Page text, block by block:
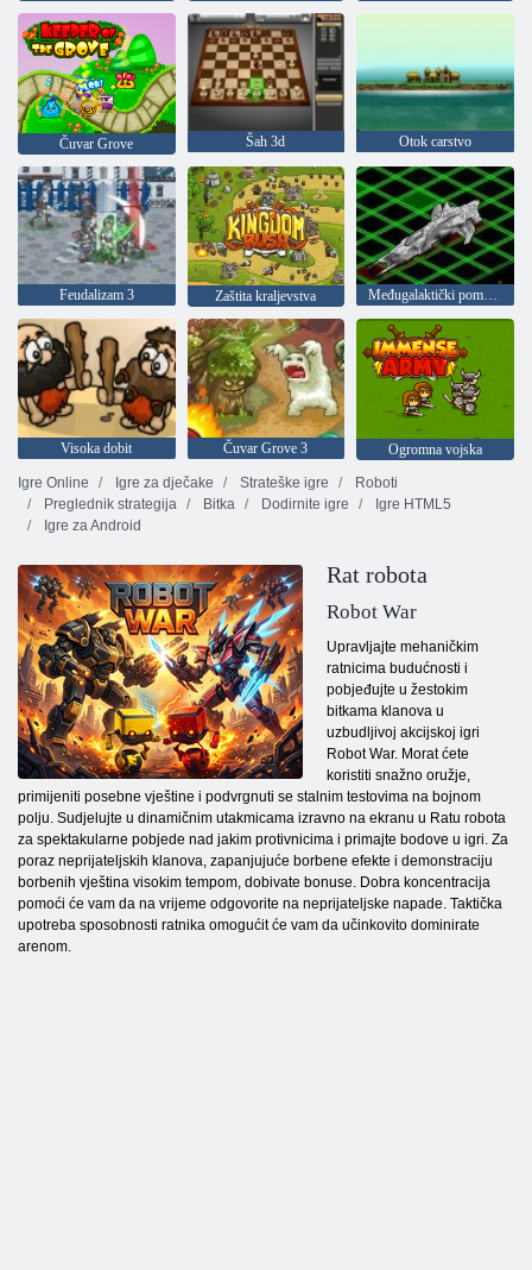
Čuvar Grove Šah 3d Otok carstvo
Feudalizam 3 Zaštita kraljevstva Međugalaktički pomorske bitke
Visoka dobit Čuvar Grove 3
Ogromna vojska
Igre Online
Igre za dječake Strateške igre
Roboti
Preglednik strategija
Bitka Dodirnite igre
Igre HTML5
Igre za Android
Rat robota
Robot War
Upravljajte mehaničkim
ratnicima budućnosti i
pobjeđujte u žestokim
bitkama klanova u
uzbudljivoj akcijskoj igri
Robot War. Morat ćete
koristiti snažno oružje,
primijeniti posebne vještine i podvrgnuti se stalnim testovima na bojnom
polju. Sudjelujte u dinamičnim utakmicama izravno na ekranu u Ratu robota
za spektakularne pobjede nad jakim protivnicima i primajte bodove u igri. Za
poraz neprijateljskih klanova, zapanjujuće borbene efekte i demonstraciju
borbenih vještina visokim tempom, dobivate bonuse. Dobra koncentracija
pomoći će vam da na vrijeme odgovorite na neprijateljske napade. Taktička
upotreba sposobnosti ratnika omogućit će vam da učinkovito dominirate
arenom.